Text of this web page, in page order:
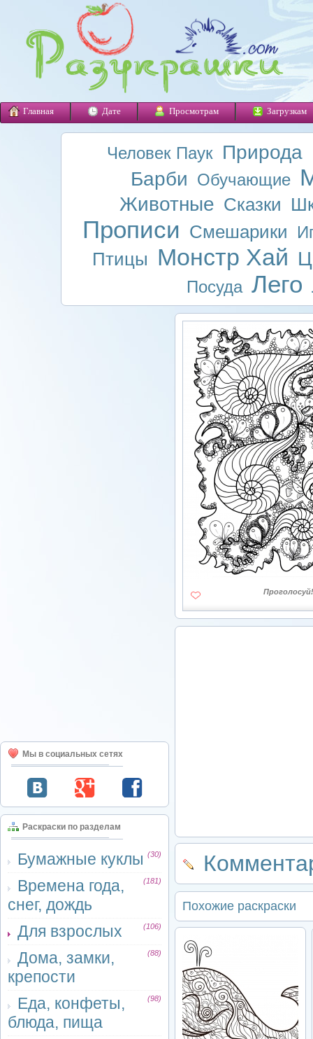
Главная Дате Просмотрам Загрузкам
Человек Паук Природа
Барби Обучающие
Животные Сказки
Прописи Смешарики
Птицы Монстр Хай
Посуда Лего
Мы в социальных сетях
Раскраски по разделам
Бумажные куклы (30)
Времена года,
снег, дождь
(181)
Для взрослых (106)
Дома, замки,
крепости
(88)
Еда, конфеты,
блюда, пища
(98)
Проголосуй!
Похожие раскраски